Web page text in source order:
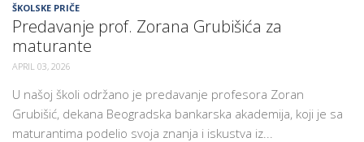
ŠKOLSKE PRIČE
Predavanje prof. Zorana Grubišića za
maturante
APRIL 03, 2026
U našoj školi održano je predavanje profesora Zoran
Grubišić, dekana Beogradska bankarska akademija, koji je sa
maturantima podelio svoja znanja i iskustva iz...